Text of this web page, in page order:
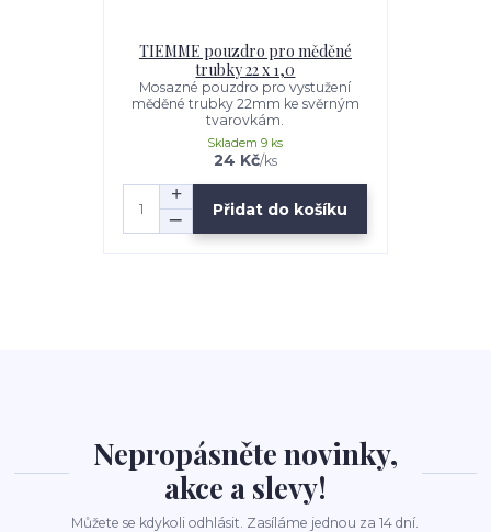
TIEMME pouzdro pro měděné
trubky 22 x 1,0
Mosazné pouzdro pro vystužení
měděné trubky 22mm ke svěrným
tvarovkám.
24 Kč/ks
Skladem 9 ks
Přidat do košíku
Nepropásněte novinky,
akce a slevy!
Můžete se kdykoli odhlásit. Zasíláme jednou za 14 dní.